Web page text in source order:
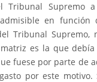
Tribunal Supremo
en función
Tribunal
es la que
fuese por parte de
por este